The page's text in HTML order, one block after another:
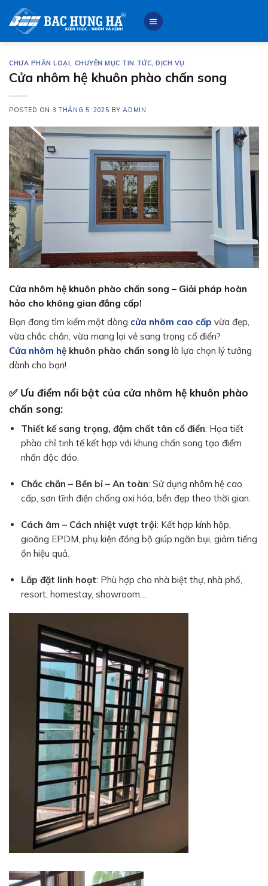
content
CHƯA PHÂN LOẠI, CHUYÊN MỤC TIN TỨC,DỊCH VỤ
Cửa nhôm hệ khuôn phào chấn song
POSTED ON 3 THÁNG 5, 2025 BYADMIN
Cửa nhôm hệ khuôn phào chấn song – Giải pháp hoàn
hảo cho không gian đẳng cấp!
Bạn đang tìm kiếm một dòng cửa nhôm cao cấp vừa đẹp,
vừa chắc chắn, vừa mang lại vẻ sang trọng cổ điển?
Cửa nhôm hệ khuôn phào chấn song là lựa chọn lý tưởng
dành cho bạn!
✅ Ưu điểm nổi bật của cửa nhôm hệ khuôn phào
chấn song:
Thiết kế sang trọng, đậm chất tân cổ điển: Họa tiết
phào chỉ tinh tế kết hợp với khung chấn song tạo điểm
nhấn độc đáo.
Chắc chắn – Bền bỉ – An toàn: Sử dụng nhôm hệ cao
cấp, sơn tĩnh điện chống oxi hóa, bền đẹp theo thời gian.
Cách âm – Cách nhiệt vượt trội: Kết hợp kính hộp,
gioăng EPDM, phụ kiện đồng bộ giúp ngăn bụi, giảm tiếng
ồn hiệu quả.
Lắp đặt linh hoạt: Phù hợp cho nhà biệt thự, nhà phố,
resort, homestay, showroom…